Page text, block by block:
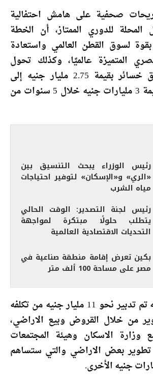
صحفية على هامش احتفالية
للدوري الممتاز، أن الخطة
لسوق القطن العالمي واستعادة
المتميزة عالميًا، وكذلك تحول
القطاع من تحقيق خسائر بقيمة 2.75 مليار جنيه إلى
تحقيق الأرباح بقيمة 3 مليارات جنيه خلال 5 سنوات من
رئيس الوزراء يبحث التنسيق بين
«الري» و«الإسكان» لتوفير احتياجات
مياه الشرب
رئيس لجنة التصدير: الوقت الحالي
يتطلب حلولًا مبتكرة لمواجهة
التحديات الاقتصادية العالمية
بكين تعرض إقامة منطقة صناعية في
مصر على مساحة 100 ألف متر
وأضاف توفيق أنه تم تدبير نحو 11 مليار جنيه من تكلفه
من خلال القروض وبيع الاراضي،
وزارة الاسكان وهيئة المجتمعات
تطوير بعض الاراضي والتي ستساهم